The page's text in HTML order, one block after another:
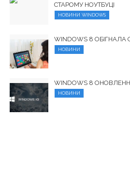
СТАРОМУ НОУТБУЦІ
НОВИНИ WINDOWS
WINDOWS 8 ОБІГНАЛА
НОВИНИ
WINDOWS 8
НОВИНИ